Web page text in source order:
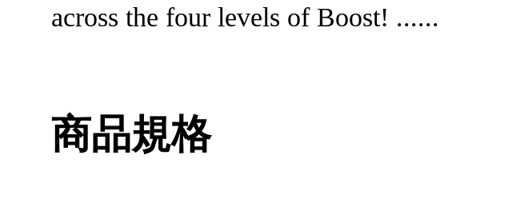
across the four levels of Boost! ......
商品規格